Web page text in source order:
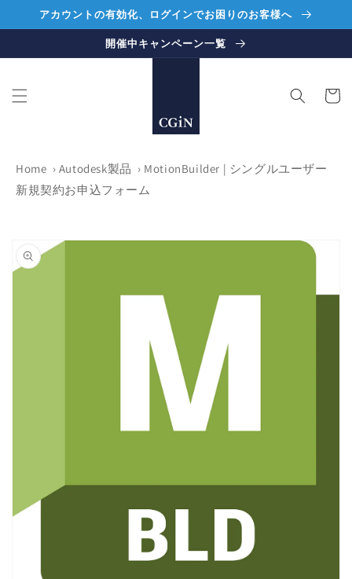
ンツに
進む
アカウントの有効化、ログインでお困りのお客様へ
開催中キャンペーン一覧
ー
Home › Autodesk製品 › MotionBuilder | シングルユーザー
新規契約お申込フォーム
報にス
キップ